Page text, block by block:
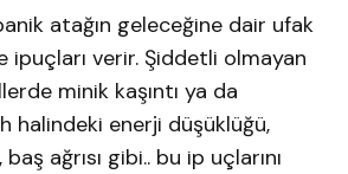
atağın geleceğine dair ufak
ipuçları verir. Şiddetli olmayan
minik kaşıntı ya da
halindeki enerji düşüklüğü,
baş ağrısı gibi.. bu ip uçlarını